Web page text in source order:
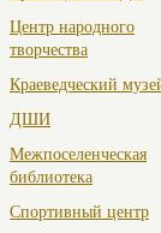
Центр народного
творчества
Краеведческий
ДШИ
Межпоселенческая
библиотека
Спортивный центр